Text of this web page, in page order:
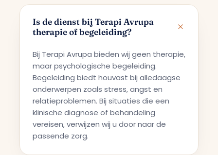
Is de dienst bij Terapi Avrupa
therapie of begeleiding?
Bij Terapi Avrupa bieden wij geen therapie,
maar psychologische begeleiding.
Begeleiding biedt houvast bij alledaagse
onderwerpen zoals stress, angst en
relatieproblemen. Bij situaties die een
klinische diagnose of behandeling
vereisen, verwijzen wij u door naar de
passende zorg.